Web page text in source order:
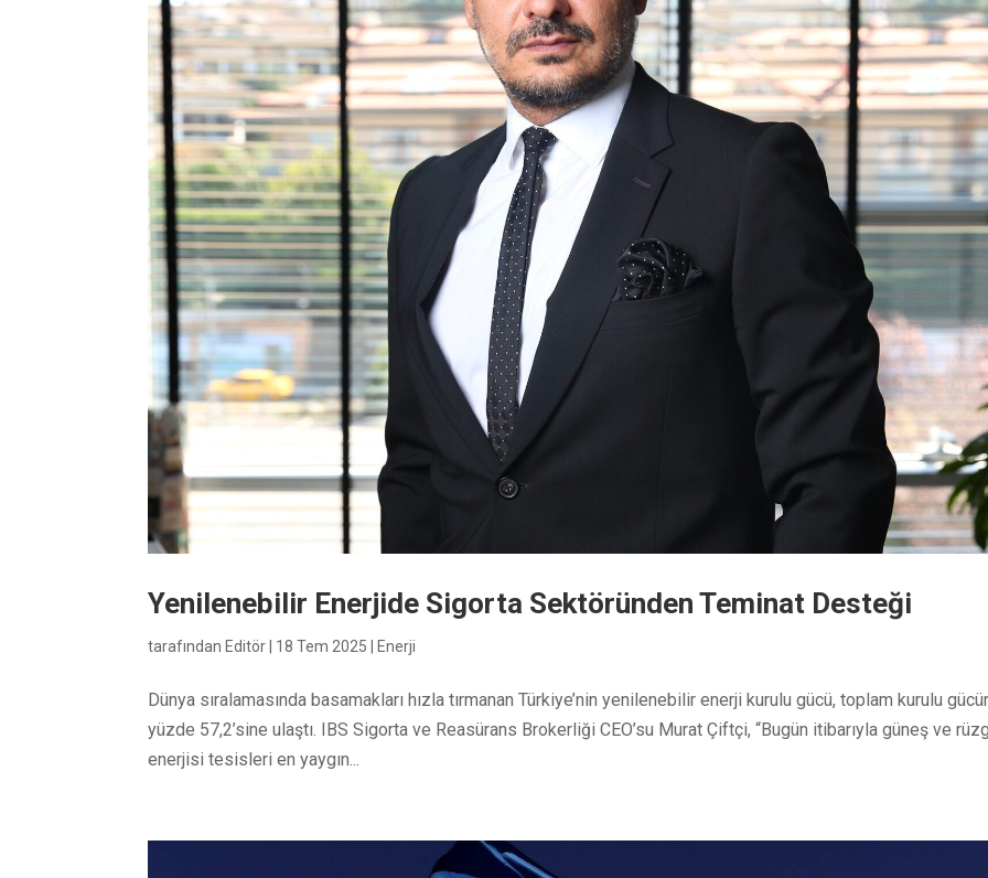
Yenilenebilir Enerjide Sigorta Sektöründen Teminat Desteği
tarafından Editör 18 Tem 2025 Enerji
Dünya sıralamasında basamakları hızla tırmanan Türkiye’nin yenilenebilir enerji kurulu gücü, toplam kurulu
yüzde 57,2’sine ulaştı. IBS Sigorta ve Reasürans Brokerliği CEO’su Murat Çiftçi, “Bugün itibarıyla güneş ve
enerjisi tesisleri en yaygın...